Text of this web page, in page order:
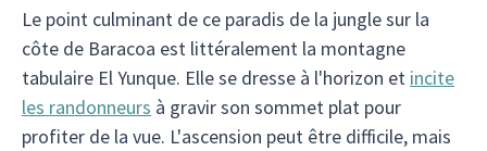
Le point culminant de ce paradis de la jungle sur la
côte de Baracoa est littéralement la montagne
tabulaire El Yunque. Elle se dresse à l'horizon et incite
les randonneurs à gravir son sommet plat pour
profiter de la vue. L'ascension peut être difficile, mais